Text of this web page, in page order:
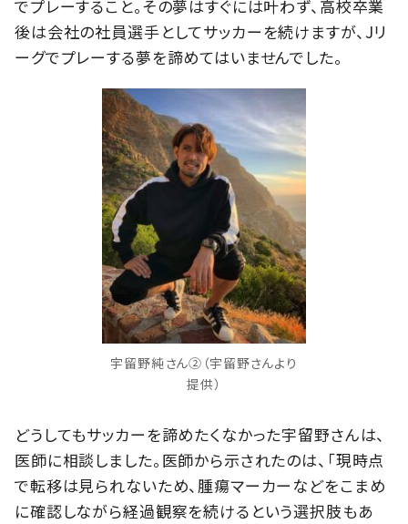
でプレーすること。その夢はすぐには叶わず、高校卒業
後は会社の社員選手としてサッカーを続けますが、Jリ
ーグでプレーする夢を諦めてはいませんでした。
宇留野純さん②（宇留野さんより
提供）
どうしてもサッカーを諦めたくなかった宇留野さんは、
医師に相談しました。医師から示されたのは、「現時点
で転移は見られないため、腫瘍マーカーなどをこまめ
に確認しながら経過観察を続けるという選択肢もあ